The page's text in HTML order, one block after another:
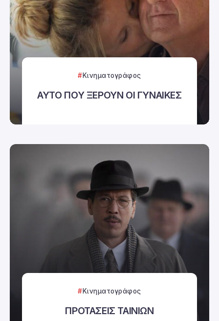
Κινηματογράφος
ΑΥΤΟ ΠΟΥ ΞΕΡΟΥΝ ΟΙ ΓΥΝΑΙΚΕΣ
Κινηματογράφος
ΠΡΟΤΑΣΕΙΣ ΤΑΙΝΙΩΝ